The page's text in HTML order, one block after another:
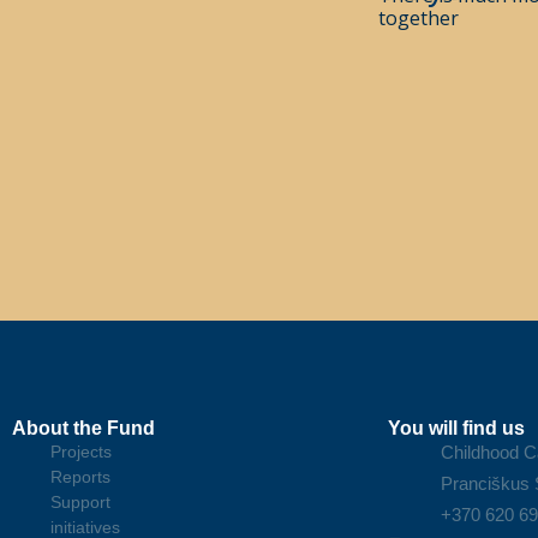
together
About the Fund
Projects
Reports
Support
initiatives
You will find us
Childhood
Pranciškus
+370 620